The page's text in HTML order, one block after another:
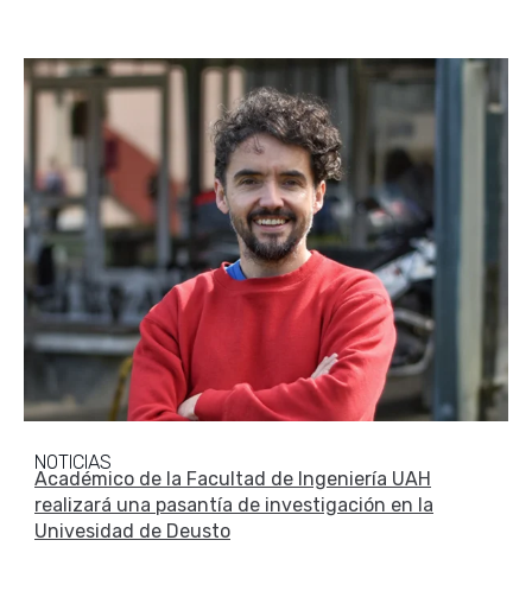
NOTICIAS
Académico de la Facultad de Ingeniería UAH
realizará una pasantía de investigación en la
Univesidad de Deusto